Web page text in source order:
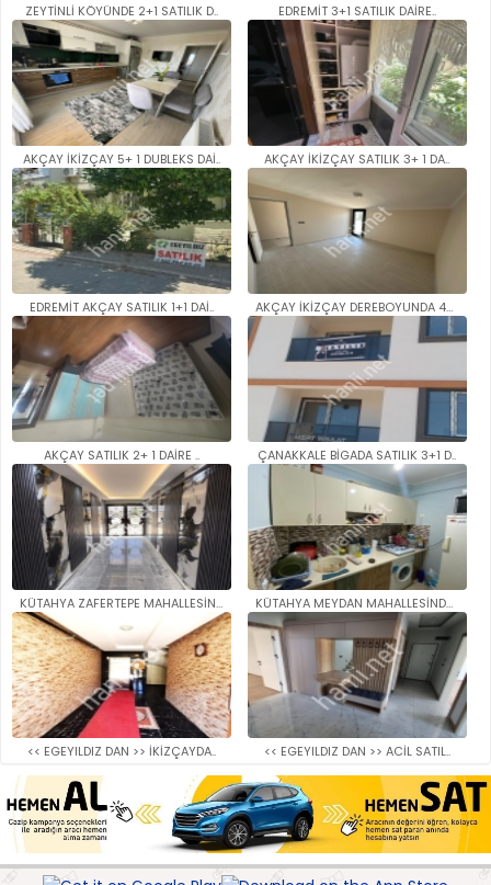
ZEYTİNLİ KÖYÜNDE 2+1 SATILIK D.. EDREMİT 3+1 SATILIK DAİRE..
AKÇAY İKİZÇAY 5+ 1 DUBLEKS DAİ.. AKÇAY İKİZÇAY SATILIK 3+ 1 DA..
EDREMİT AKÇAY SATILIK 1+1 DAİ.. AKÇAY İKİZÇAY DEREBOYUNDA 4+1 ..
AKÇAY SATILIK 2+ 1 DAİRE .. ÇANAKKALE BİGADA SATILIK 3+1 D..
KÜTAHYA ZAFERTEPE MAHALLESİNDE.. KÜTAHYA MEYDAN MAHALLESİNDE SA..
<< EGEYILDIZ DAN >> İKİZÇAYDA.. << EGEYILDIZ DAN >> ACİL SATIL..